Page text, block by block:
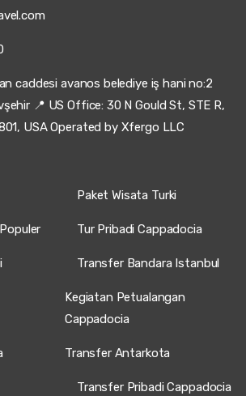
caddesi avanos belediye iş hani no:2
📍 US Office: 30 N Gould St, STE R,
USA Operated by Xfergo LLC
Paket Wisata Turki
Tur Pribadi Cappadocia
Transfer Bandara Istanbul
Kegiatan Petualangan
Cappadocia
Transfer Antarkota
Transfer Pribadi Cappadocia